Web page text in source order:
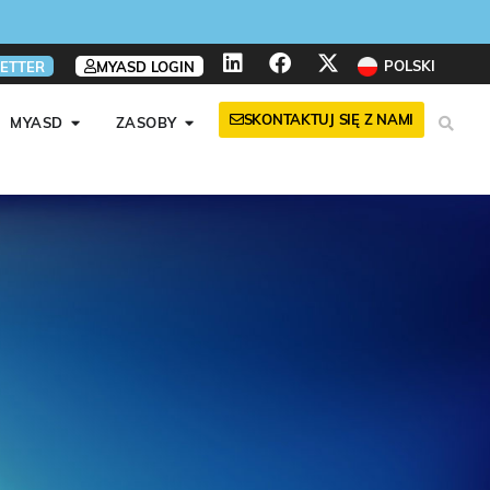
MYASD LOGIN POLSKI
MYASD ZASOBY SKONTAKTUJ SIĘ Z NAMI